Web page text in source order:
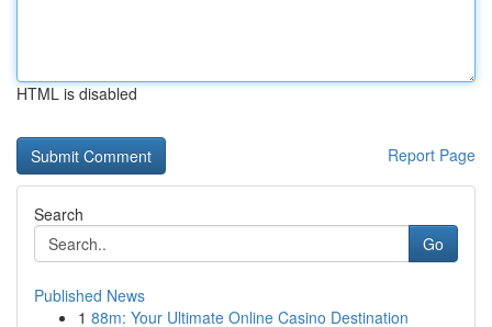
HTML is disabled
Report Page
Search
Go
Published News
1 88m: Your Ultimate Online Casino Destination